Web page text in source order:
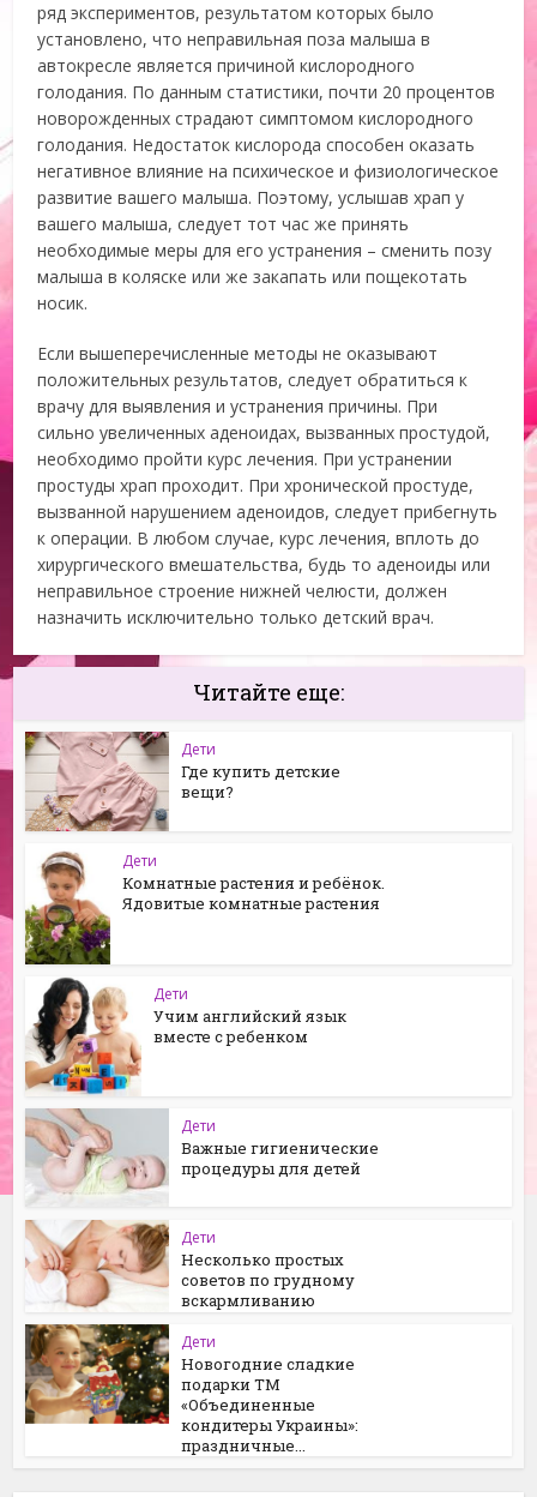
ряд экспериментов, результатом которых было
установлено, что неправильная поза малыша в
автокресле является причиной кислородного
голодания. По данным статистики, почти 20 процентов
новорожденных страдают симптомом кислородного
голодания. Недостаток кислорода способен оказать
негативное влияние на психическое и физиологическое
развитие вашего малыша. Поэтому, услышав храп у
вашего малыша, следует тот час же принять
необходимые меры для его устранения – сменить позу
малыша в коляске или же закапать или пощекотать
носик.
Если вышеперечисленные методы не оказывают
положительных результатов, следует обратиться к
врачу для выявления и устранения причины. При
сильно увеличенных аденоидах, вызванных простудой,
необходимо пройти курс лечения. При устранении
простуды храп проходит. При хронической простуде,
вызванной нарушением аденоидов, следует прибегнуть
к операции. В любом случае, курс лечения, вплоть до
хирургического вмешательства, будь то аденоиды или
неправильное строение нижней челюсти, должен
назначить исключительно только детский врач.
Читайте еще:
Дети
Где купить детские
вещи?
Дети
Комнатные растения и ребёнок.
Ядовитые комнатные растения
Дети
Учим английский язык
вместе с ребенком
Дети
Важные гигиенические
процедуры для детей
Дети
Несколько простых
советов по грудному
вскармливанию
Дети
Новогодние сладкие
подарки ТМ
«Объединенные
кондитеры Украины»:
праздничные...